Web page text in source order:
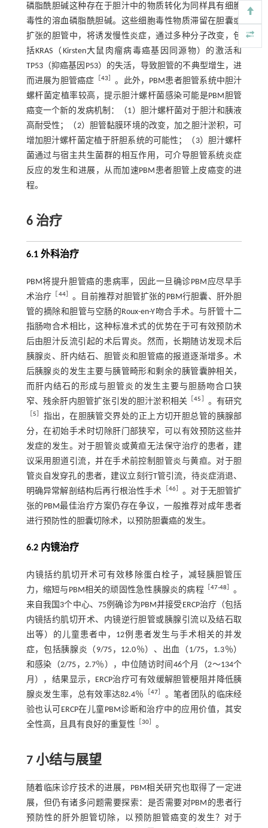
磷脂酰胆碱这种存在于胆汁中的物质转化为同样具有细胞
毒性的溶血磷脂酰胆碱。这些细胞毒性物质滞留在胆囊或
扩张的胆管中，将诱发慢性炎症，通过多种分子改变，包
括KRAS（Kirsten大鼠肉瘤病毒癌基因同源物）的激活和
TP53（抑癌基因P53）的失活，导致胆管的不典型增生，进
而进展为胆管癌症 ［43］ 。此外，PBM患者胆管系统中胆汁
螺杆菌定植率较高，提示胆汁螺杆菌感染可能是PBM胆管
癌变一个新的发病机制：（1）胆汁螺杆菌对于胆汁和胰液
高耐受性；（2）胆管黏膜环境的改变，加之胆汁淤积，可
增加胆汁螺杆菌定植于肝胆系统的可能性；（3）胆汁螺杆
菌通过与宿主共生菌群的相互作用，可介导胆管系统炎症
反应的发生和进展，从而加速PBM患者胆管上皮癌变的进
程。
6 治疗
6.1 外科治疗
PBM将提升胆管癌的患病率，因此一旦确诊PBM应尽早手
术治疗
［44］ 。目前推荐对胆管扩张的PBM行胆囊、肝外胆
管的摘除和胆管与空肠的Roux-en-Y吻合手术。与肝管十二
指肠吻合术相比，这种标准术式的优势在于可有效预防术
后由胆汁反流引起的术后胃炎。然而，长期随访发现术后
胰腺炎、肝内结石、胆管炎和胆管癌的报道逐渐增多。术
后胰腺炎的发生主要与胰管畸形和剩余的胰管囊肿相关，
而肝内结石的形成与胆管炎的发生主要与胆肠吻合口狭
窄、残余肝内胆管扩张引发的胆汁淤积相关 ［45］ 。有研究
［5］ 指出，在胆胰管交界处的正上方切开胆总管的胰腺部
分，在初始手术时切除肝门部狭窄，可以有效预防这些并
发症的发生。对于胆管炎或黄疸无法保守治疗的患者，建
议采用胆道引流，并在手术前控制胆管炎与黄疸。对于胆
管炎自发穿孔的患者，建议立刻行T管引流，待炎症消退、
明确异常解剖结构后再行根治性手术 ［46］ 。对于无胆管扩
张的PBM最佳治疗方案仍存在争议，一般推荐对成年患者
进行预防性的胆囊切除术，以预防胆囊癌的发生。
6.2 内镜治疗
内镜括约肌切开术可有效移除蛋白栓子，减轻胰胆管压
力，缩短与PBM相关的顽固性急性胰腺炎的病程［47-48］ 。
来自我国3个中心、75例确诊为PBM并接受ERCP治疗（包括
内镜括约肌切开术、内镜逆行胆管或胰腺引流以及结石取
出等）的儿童患者中，12例患者发生与手术相关的并发
症，包括胰腺炎（9/75，12.0％）、出血（1/75，1.3％）
和感染（2/75，2.7％），中位随访时间46个月（2～134个
月），结果显示，ERCP治疗可有效缓解胆管梗阻并降低胰
腺炎发生率，总有效率达82.4％
［47］ 。笔者团队的临床经
验也认可ERCP在儿童PBM诊断和治疗中的应用价值，其安
全性高，且具有良好的重复性 ［30］ 。
7 小结与展望
随着临床诊疗技术的进展，PBM相关研究也取得了一定进
展，但仍有诸多问题需要探索：是否需要对PBM的患者行
预防性的肝外胆管切除，以预防胆管癌变的发生？对于